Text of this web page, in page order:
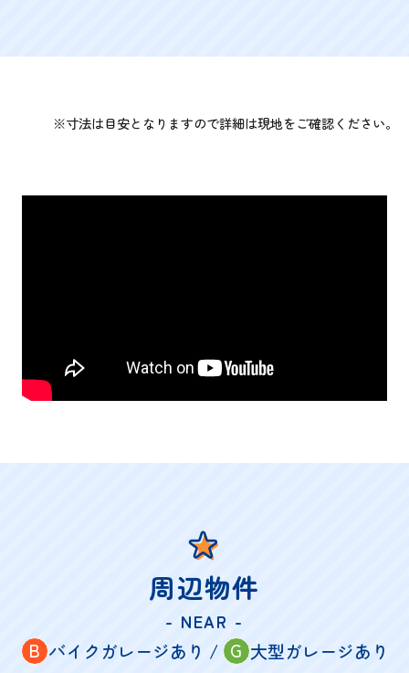
※寸法は目安となりますので詳細は現地をご確認ください。
周辺物件
- NEAR -
B バイクガレージあり / G 大型ガレージあり